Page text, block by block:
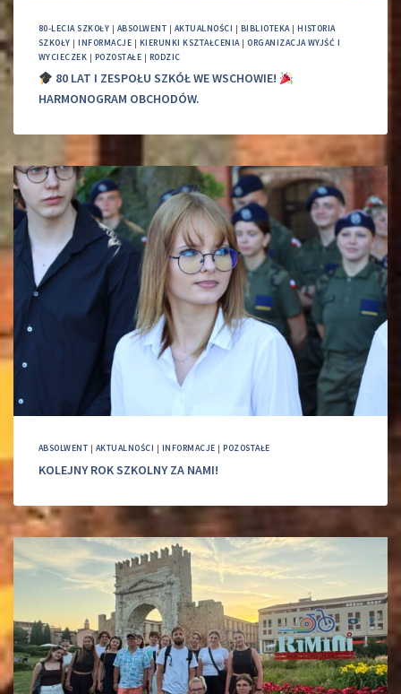
80-LECIA SZKOŁY | ABSOLWENT | AKTUALNOŚCI | BIBLIOTEKA |HISTORIA
SZKOŁY |INFORMACJE | KIERUNKI KSZTAŁCENIA |ORGANIZACJA WYJŚĆ I
WYCIECZEK | POZOSTAŁE | RODZIC
80 LAT I ZESPOŁU SZKÓŁ WE WSCHOWIE!
HARMONOGRAM OBCHODÓW.
ABSOLWENT | AKTUALNOŚCI | INFORMACJE |POZOSTAŁE
KOLEJNY ROK SZKOLNY ZA NAMI!